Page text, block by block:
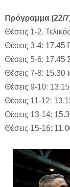
Πρόγραμμα (22/
Θέσεις 1-2,
Θέσεις 3-4: 17.45
Θέσεις 5-6: 17.45
Θέσεις 7-8: 15.30
Θέσεις 9-10:
Θέσεις 11-12:
Θέσεις 13-14:
Θέσεις 15-16: